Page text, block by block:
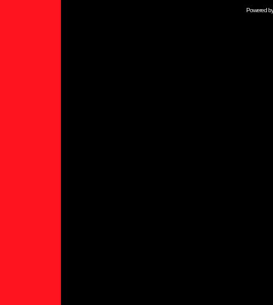
Powered